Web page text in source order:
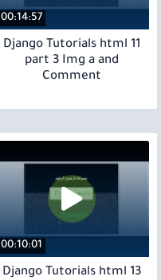
00:14:57
11 Django Tutorials html
part 3 Img a and
Comment
00:10:01
13 Django Tutorials html